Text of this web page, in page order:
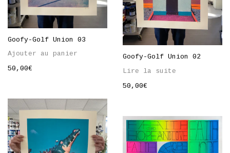
Goofy-Golf Union 03
Ajouter au panier
50,00€
Goofy-Golf Union 02
Lire la suite
50,00€